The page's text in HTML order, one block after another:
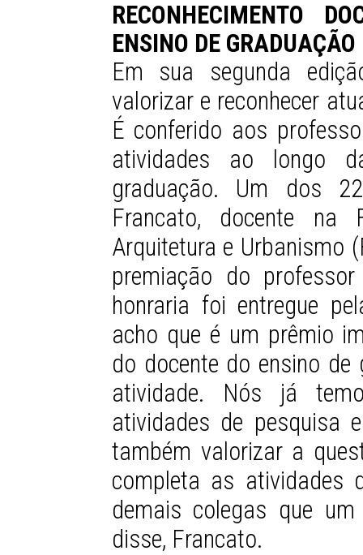
RECONHECIMENTO
ENSINO DE GRADUAÇÃO
Em sua segunda
valorizar e reconhecer
É conferido aos
atividades ao longo
graduação. Um dos
Francato, docente na
Arquitetura e Urbanismo
premiação do
honraria foi entregue
acho que é um prêmio
do docente do ensino de
atividade. Nós já
atividades de pesquisa
também valorizar a
completa as atividades
demais colegas que um
disse, Francato.